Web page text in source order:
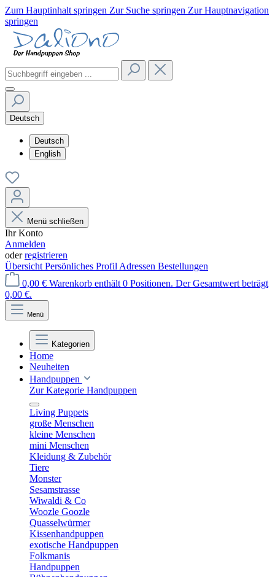
Zum Hauptinhalt springen Zur Suche springen Zur Hauptnavigation
springen
Deutsch
Deutsch
English
Menü schließen
Ihr Konto
Anmelden
oderregistrieren
Übersicht Persönliches Profil Adressen Bestellungen
0,00 € Warenkorb enthält 0 Positionen. Der Gesamtwert beträgt
0,00 €.
Menü
Kategorien
Home
Neuheiten
Handpuppen
Zur Kategorie Handpuppen
Living Puppets
große Menschen
kleine Menschen
mini Menschen
Kleidung & Zubehör
Tiere
Monster
Sesamstrasse
Wiwaldi & Co
Woozle Goozle
Quasselwürmer
Kissenhandpuppen
exotische Handpuppen
Folkmanis
Handpuppen